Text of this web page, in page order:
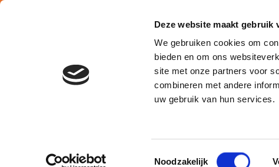
Deze website maakt gebruik
We gebruiken cookies om
bieden en om ons
site met onze partners voor
combineren met andere
uw gebruik van hun services.
Toestemmingsselectie
Noodzakelijk
Belgium
Afin de soutenir et de poursuivre sa croissance,ATALIAN